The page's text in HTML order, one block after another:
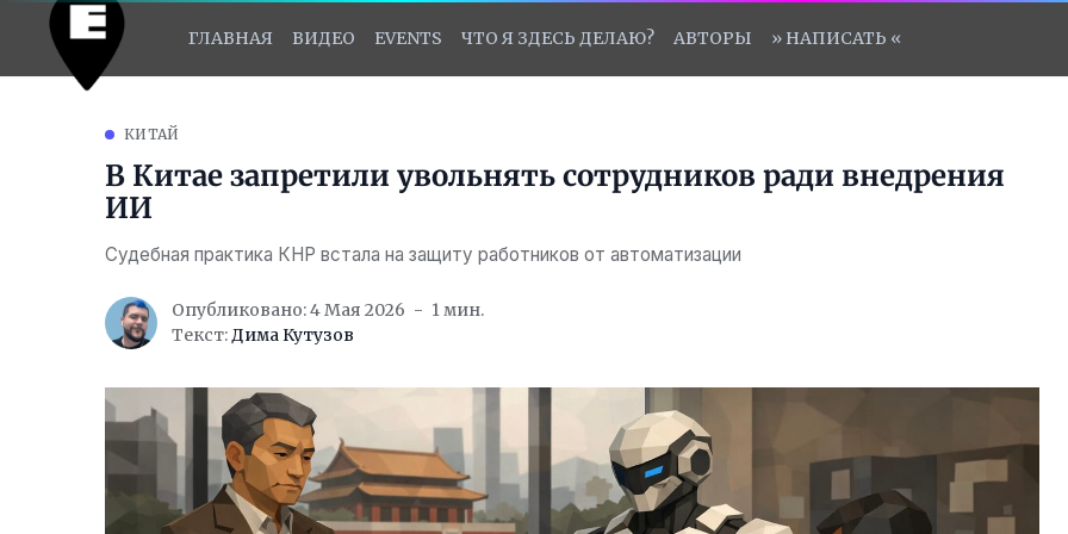
ГЛАВНАЯ ВИДЕО EVENTS ЧТО Я ЗДЕСЬ ДЕЛАЮ? АВТОРЫ » НАПИСАТЬ «
КИТАЙ
В Китае запретили увольнять сотрудников ради внедрения
ИИ
Судебная практика КНР встала на защиту работников от автоматизации
Опубликовано: 4 Мая 2026
1 мин.
Текст:Дима Кутузов